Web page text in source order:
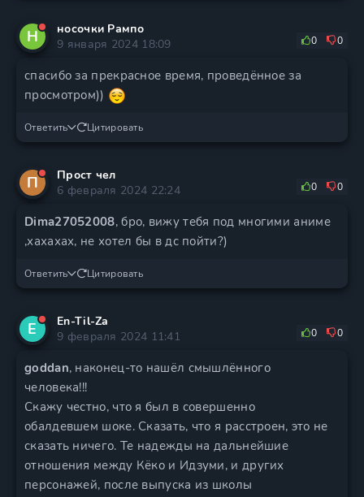
Н
носочки Рампо
9 января 2024 18:09
0 0
спасибо за прекрасное время, проведённое за
просмотром))
Ответить Цитировать
П
Прост чел
6 февраля 2024 22:24
0 0
Dima27052008, бро, вижу тебя под многими аниме
,хахахах, не хотел бы в дс пойти?)
Ответить Цитировать
E
En-Til-Za
9 февраля 2024 11:41
0 0
goddan, наконец-то нашёл смышлённого
человека!!!
Скажу честно, что я был в совершенно
обалдевшем шоке. Сказать, что я расстроен, это не
сказать ничего. Те надежды на дальнейшие
отношения между Кёко и Идзуми, и других
персонажей, после выпуска из школы